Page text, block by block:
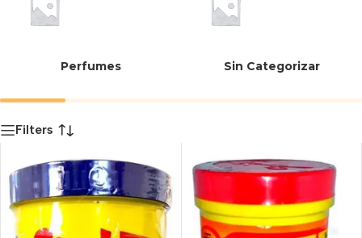
Perfumes Sin Categorizar
Filters